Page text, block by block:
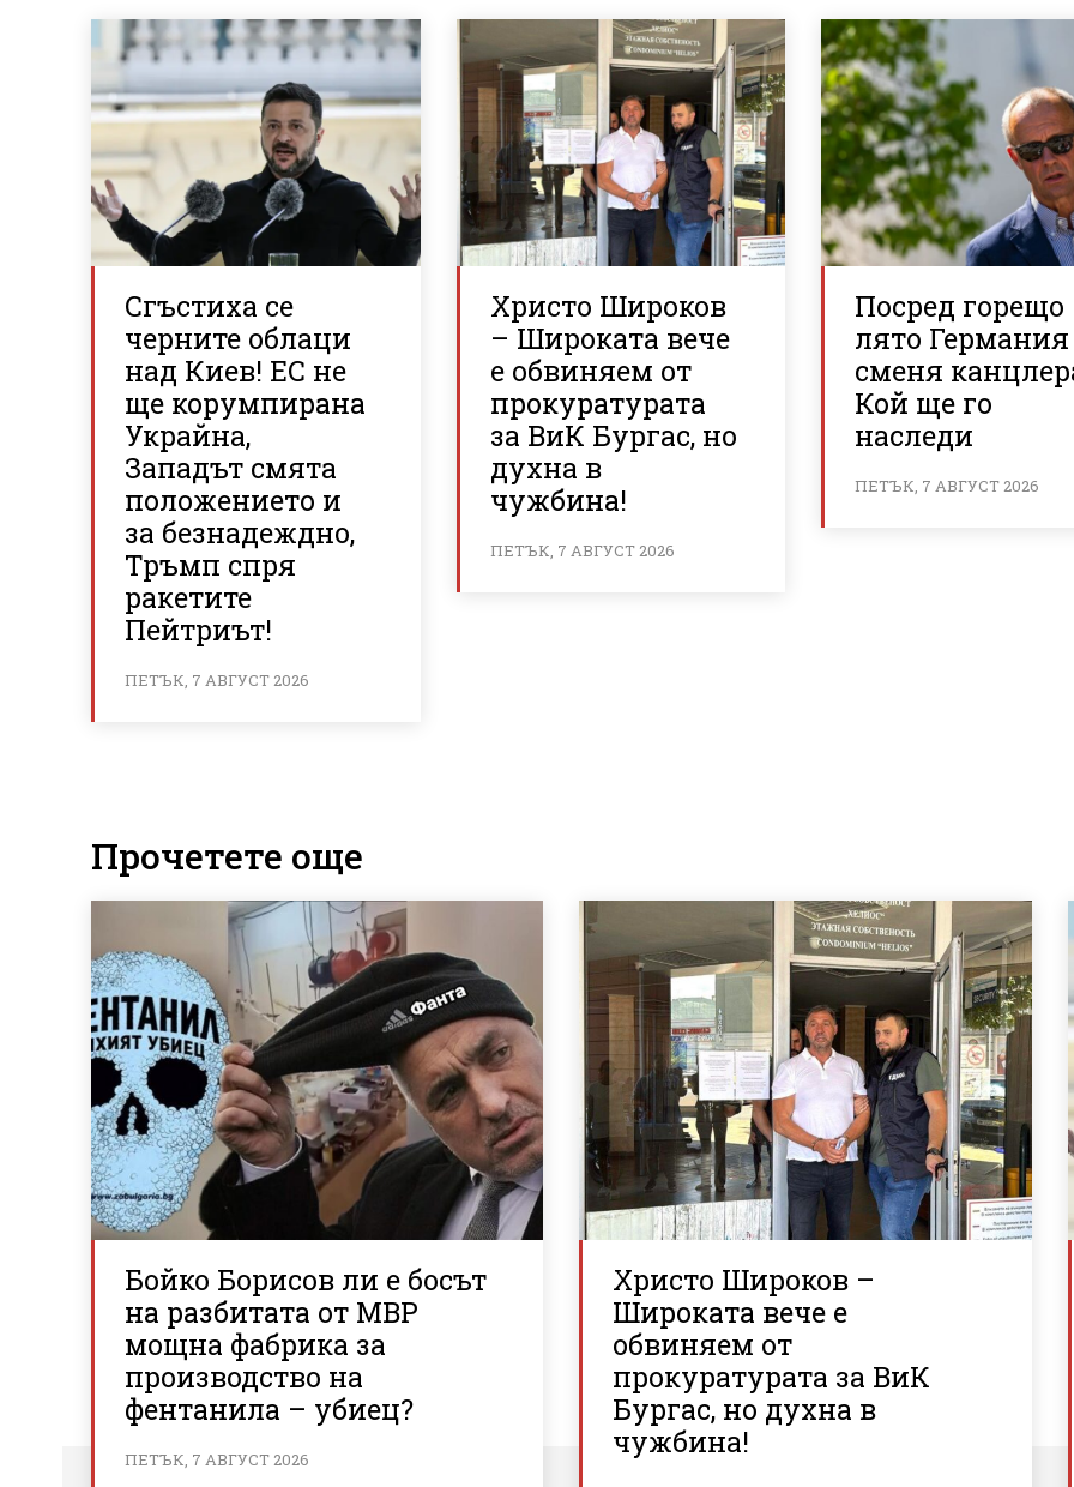
Сгъстиха се
черните облаци
над Киев! ЕС не
ще корумпирана
Украйна,
Западът смята
положението и
за безнадеждно,
Тръмп спря
ракетите
Пейтриът!
ПЕТЪК, 7 АВГУСТ 2026
Христо Широков
– Широката вече
е обвиняем от
прокуратурата
за ВиК Бургас, но
духна в
чужбина!
ПЕТЪК, 7 АВГУСТ 2026
Посред горещо
лято Германия
сменя
Кой ще го
наследи
ПЕТЪК, 7 АВГУСТ 2026
Прочетете още
Бойко Борисов ли е босът
на разбитата от МВР
мощна фабрика за
производство на
фентанила – убиец?
ПЕТЪК, 7 АВГУСТ 2026
Христо Широков –
Широката вече е
обвиняем от
прокуратурата за ВиК
Бургас, но духна в
чужбина!